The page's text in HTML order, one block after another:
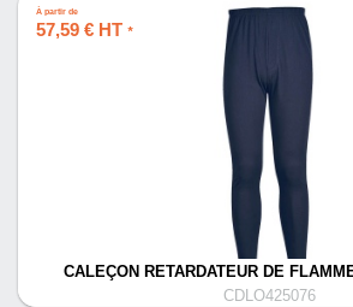
À partir de
57,59 € HT *
CALEÇON RETARDATEUR DE
CDLO425076